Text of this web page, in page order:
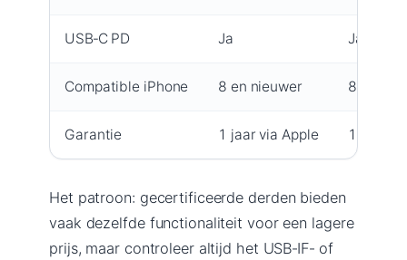
USB‑C PD Ja Ja
Compatible iPhone 8 en nieuwer 8 en
Garantie 1 jaar via Apple 1 jaar
Het patroon: gecertificeerde derden bieden
vaak dezelfde functionaliteit voor een lagere
prijs, maar controleer altijd het USB‑IF‑ of